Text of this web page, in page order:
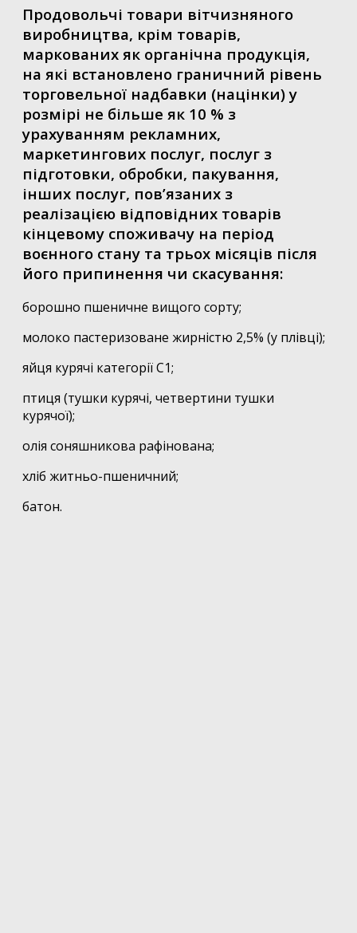
Продовольчі товари вітчизняного
виробництва, крім товарів,
маркованих як органічна продукція,
на які встановлено граничний рівень
торговельної надбавки (націнки) у
розмірі не більше як 10 % з
урахуванням рекламних,
маркетингових послуг, послуг з
підготовки, обробки, пакування,
інших послуг, пов’язаних з
реалізацією відповідних товарів
кінцевому споживачу на період
воєнного стану та трьох місяців після
його припинення чи скасування:
борошно пшеничне вищого сорту;
молоко пастеризоване жирністю 2,5% (у плівці);
яйця курячі категорії С1;
птиця (тушки курячі, четвертини тушки
курячої);
олія соняшникова рафінована;
хліб житньо-пшеничний;
батон.